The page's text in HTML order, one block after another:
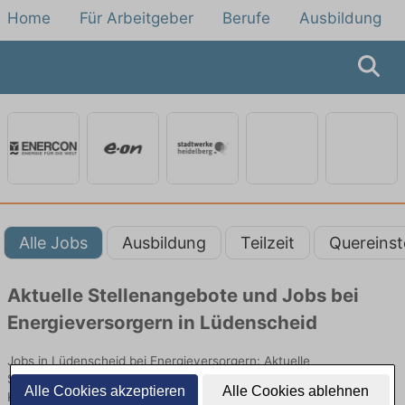
Alle Cookies akzeptieren Alle Cookies ablehnen
Home Für Arbeitgeber Berufe Ausbildung
Alle Jobs Ausbildung Teilzeit
Aktuelle Stellenangebote und Jobs bei
Energieversorgern in Lüdenscheid
Jobs in Lüdenscheid bei Energieversorgern: Aktuelle
Stellenangebote in Energieversorgung, Netzbetrieb und
Kundenservice. Jetzt Berufe und Einstiegsmöglichkeiten